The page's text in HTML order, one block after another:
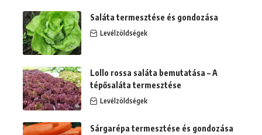
Saláta termesztése és gondozása
Levélzöldségek
Lollo rossa saláta bemutatása – A
tépősaláta termesztése
Levélzöldségek
Sárgarépa termesztése és gondozása